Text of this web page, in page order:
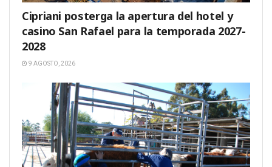
Cipriani posterga la apertura del hotel y
casino San Rafael para la temporada 2027-
2028
9 AGOSTO, 2026